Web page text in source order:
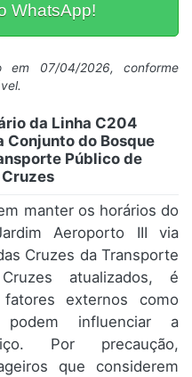
WhatsApp!
em 07/04/2026, conforme
da Linha C204
do Bosque
Público de
manter os horários do
Aeroporto III via
Cruzes da Transporte
atualizados, é
externos como
influenciar a
Por precaução,
que considerem